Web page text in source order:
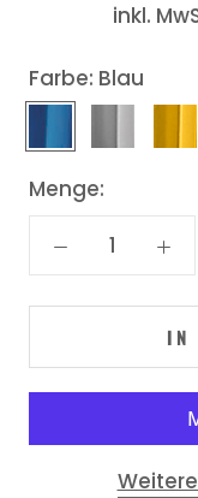
inkl.
Farbe: Blau
Blau
Gold
Menge:
IN